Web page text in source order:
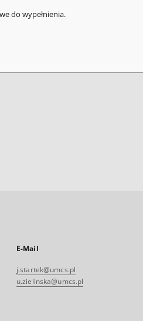
do wypełnienia.
E-Mail
j.startek@umcs.pl
u.zielinska@umcs.pl